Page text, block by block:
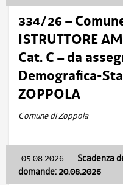
334/26 –
ISTRUTTORE
Cat. C – da
Demografica-
ZOPPOLA
Comune di Zoppola
05.08.2026 - Scadenza
domande: 20.08.2026